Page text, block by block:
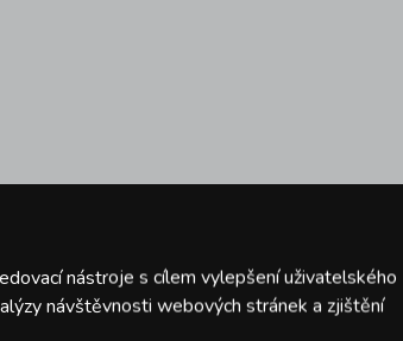
mikrovlnná
nástroje s cílem vylepšení uživatelského
návštěvnosti webových stránek a zjištění